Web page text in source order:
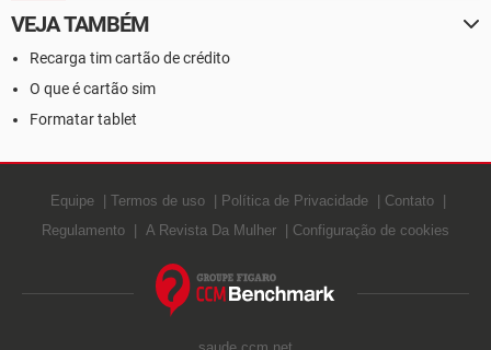
VEJA TAMBÉM
Recarga tim cartão de crédito
O que é cartão sim
Formatar tablet
Equipe Termos de uso Política de Privacidade
Contato
Regulamento
A Revista Da Mulher Configuração de cookies